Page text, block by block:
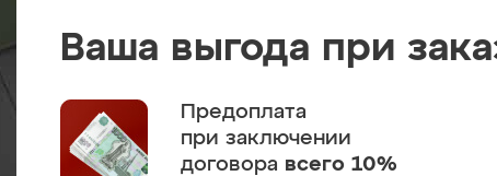
Ваша выгода при
Предоплата
при заключении
договора всего 10%